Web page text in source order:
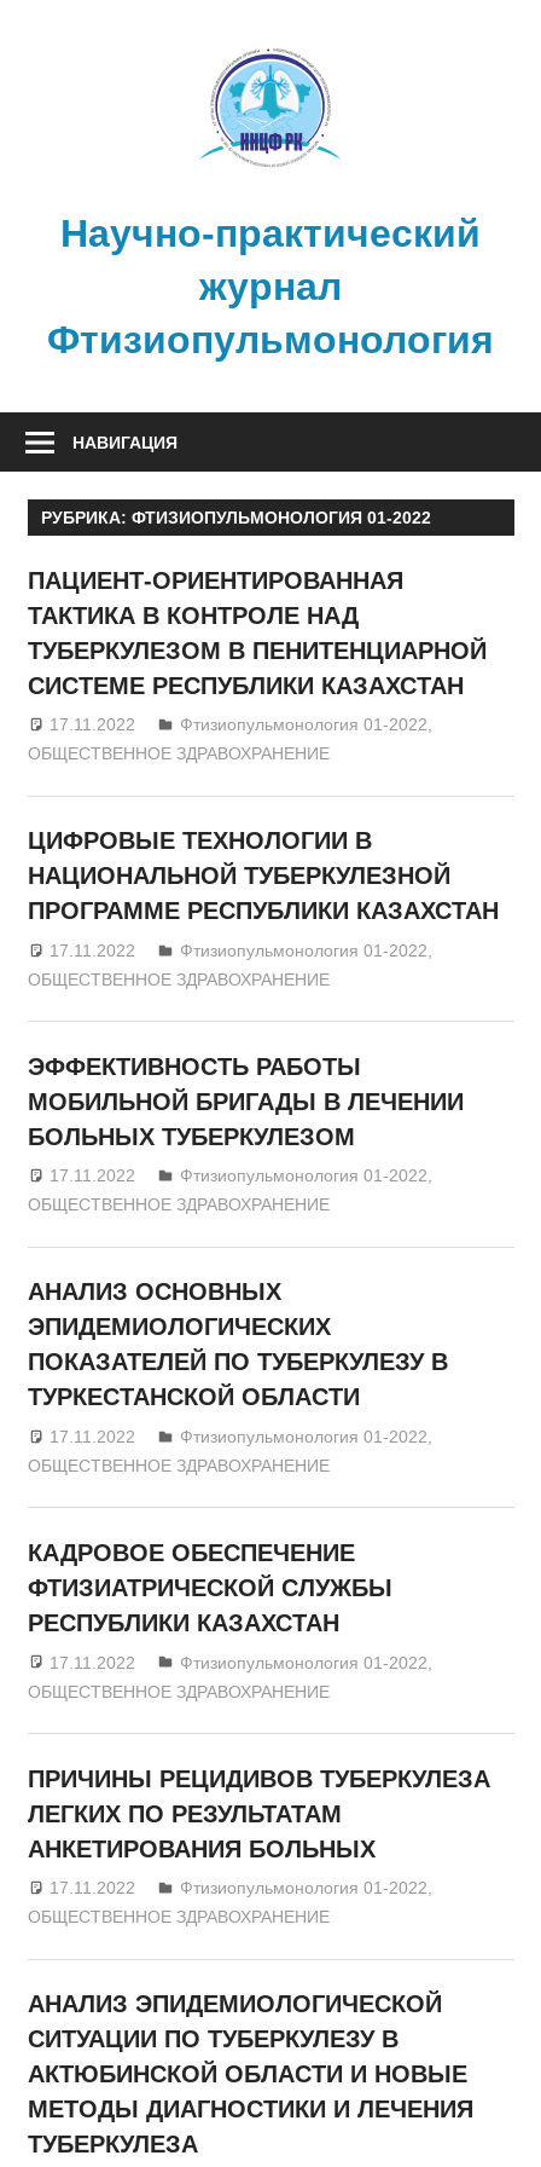
Научно-практический
журнал
Фтизиопульмонология
НАВИГАЦИЯ
РУБРИКА: ФТИЗИОПУЛЬМОНОЛОГИЯ 01-2022
ПАЦИЕНТ-ОРИЕНТИРОВАННАЯ
ТАКТИКА В КОНТРОЛЕ НАД
ТУБЕРКУЛЕЗОМ В ПЕНИТЕНЦИАРНОЙ
СИСТЕМЕ РЕСПУБЛИКИ КАЗАХСТАН
17.11.2022 admin
Фтизиопульмонология 01-2022
ОБЩЕСТВЕННОЕ ЗДРАВОХРАНЕНИЕ
ЦИФРОВЫЕ ТЕХНОЛОГИИ В
НАЦИОНАЛЬНОЙ ТУБЕРКУЛЕЗНОЙ
ПРОГРАММЕ РЕСПУБЛИКИ КАЗАХСТАН
17.11.2022 admin
Фтизиопульмонология 01-2022
ОБЩЕСТВЕННОЕ ЗДРАВОХРАНЕНИЕ
ЭФФЕКТИВНОСТЬ РАБОТЫ
МОБИЛЬНОЙ БРИГАДЫ В ЛЕЧЕНИИ
БОЛЬНЫХ ТУБЕРКУЛЕЗОМ
17.11.2022 admin
Фтизиопульмонология 01-2022,
ОБЩЕСТВЕННОЕ ЗДРАВОХРАНЕНИЕ
АНАЛИЗ ОСНОВНЫХ
ЭПИДЕМИОЛОГИЧЕСКИХ
ПОКАЗАТЕЛЕЙ ПО ТУБЕРКУЛЕЗУ В
ТУРКЕСТАНСКОЙ ОБЛАСТИ
17.11.2022 admin
Фтизиопульмонология 01-2022
ОБЩЕСТВЕННОЕ ЗДРАВОХРАНЕНИЕ
КАДРОВОЕ ОБЕСПЕЧЕНИЕ
ФТИЗИАТРИЧЕСКОЙ СЛУЖБЫ
РЕСПУБЛИКИ КАЗАХСТАН
17.11.2022 admin
Фтизиопульмонология 01-2022
ОБЩЕСТВЕННОЕ ЗДРАВОХРАНЕНИЕ
ПРИЧИНЫ РЕЦИДИВОВ ТУБЕРКУЛЕЗА
ЛЕГКИХ ПО РЕЗУЛЬТАТАМ
АНКЕТИРОВАНИЯ БОЛЬНЫХ
17.11.2022 admin
Фтизиопульмонология 01-2022
ОБЩЕСТВЕННОЕ ЗДРАВОХРАНЕНИЕ
АНАЛИЗ ЭПИДЕМИОЛОГИЧЕСКОЙ
СИТУАЦИИ ПО ТУБЕРКУЛЕЗУ В
АКТЮБИНСКОЙ ОБЛАСТИ И НОВЫЕ
МЕТОДЫ ДИАГНОСТИКИ И ЛЕЧЕНИЯ
ТУБЕРКУЛЕЗА